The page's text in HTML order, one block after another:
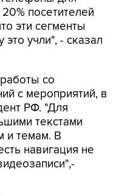
посетителей
эти сегменты
это учли", - сказал
со
с мероприятий, в
РФ. "Для
текстами
и темам. В
навигация не